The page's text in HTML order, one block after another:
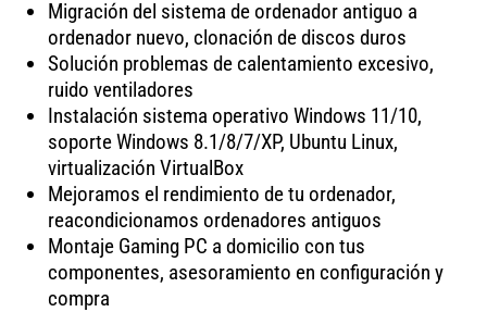
Migración del sistema de ordenador antiguo a
ordenador nuevo, clonación de discos duros
Solución problemas de calentamiento excesivo,
ruido ventiladores
Instalación sistema operativo Windows 11/10,
soporte Windows 8.1/8/7/XP, Ubuntu Linux,
virtualización VirtualBox
Mejoramos el rendimiento de tu ordenador,
reacondicionamos ordenadores antiguos
Montaje Gaming PC a domicilio con tus
componentes, asesoramiento en configuración y
compra